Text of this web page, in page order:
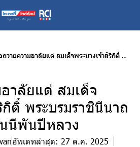
ายความอาลัยแด่ สมเด็จพระนางเจ้าสิริกิติ์ พระบรมราชินีนาถ พระบรมราชชนนีพันปีหลวง
าลัยแด่ สมเด็จ
กิติ์ พระบรมราชินีนาถ
นีพันปีหลวง
อัพเดทล่าสุด: 27 ต.ค. 2025